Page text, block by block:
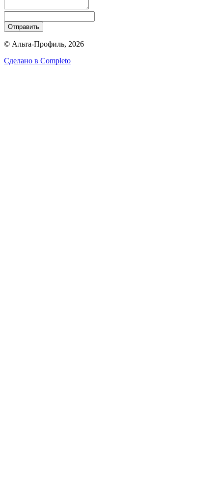
Отправить
© Альта-Профиль, 2026
Сделано в Completo